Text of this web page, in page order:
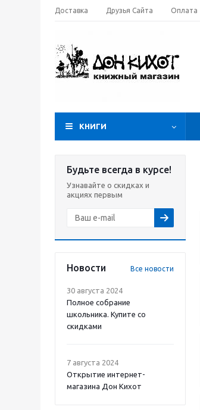
Доставка Друзья Сайта Оплата
КНИГИ
Будьте всегда в курсе!
Узнавайте о скидках и
акциях первым
Новости Все новости
30 августа 2024
Полное собрание
школьника. Купите со
скидками
7 августа 2024
Открытие интернет-
магазина Дон Кихот